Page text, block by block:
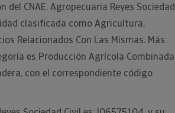
del CNAE, Agropecuaria Reyes Sociedad
clasificada como Agricultura,
Relacionados Con Las Mismas. Más
es Producción Agrícola Combinada
con el correspondiente código